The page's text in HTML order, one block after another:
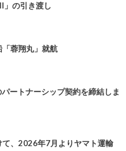
」の引き渡し
蓉翔丸」就航
ートナーシップ契約を締結しま
て、2026年7月よりヤマト運輸